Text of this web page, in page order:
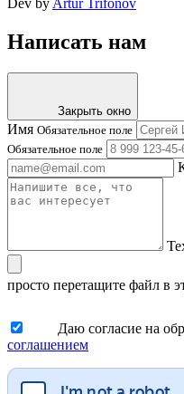
Dev by Artur Trifonov
Написать нам
Закрыть окно
Имя Обязательное поле
Обязательное поле
просто перетащите файл в
Даю согласие на
соглашением